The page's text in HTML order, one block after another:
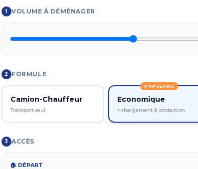
1 VOLUME À DÉMÉNAGER
2 FORMULE
Camion-Chauffeur
Transport seul
POPULAIRE
Economique
+ chargement & protection
3 ACCÈS
🏠 DÉPART